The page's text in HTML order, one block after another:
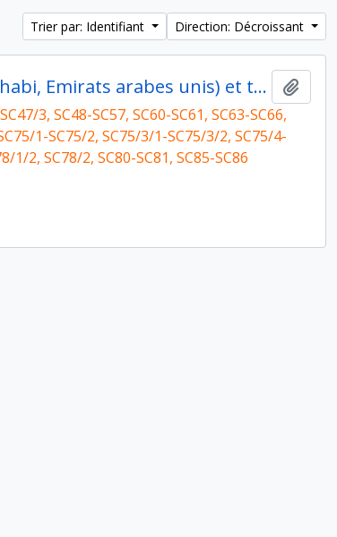
Trier par: Identifiant Direction: Décroissant
Direction de la mission archéologique française d'Al Ain (Abou Dhabi, Emirats arabes unis) et travaux postérieurs
3, SC48-SC57, SC60-SC61, SC63-SC66,
1-SC75/2, SC75/3/1-SC75/3/2, SC75/4-
1/2, SC78/2, SC80-SC81, SC85-SC86